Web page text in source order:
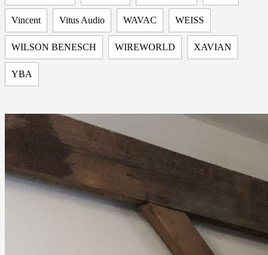
Vincent Vitus Audio WAVAC WEISS
WILSON BENESCH WIREWORLD XAVIAN
YBA